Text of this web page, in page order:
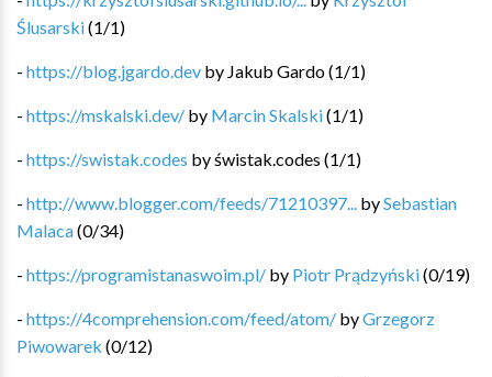
Ślusarski(1/1)
- https://blog.jgardo.dev by Jakub Gardo(1/1)
- https://mskalski.dev/ by Marcin Skalski(1/1)
- https://swistak.codes byświstak.codes (1/1)
- http://www.blogger.com/feeds/71210397... bySebastian
Malaca(0/34)
- https://programistanaswoim.pl/ by Piotr Prądzyński(0/19)
- https://4comprehension.com/feed/atom/ byGrzegorz
Piwowarek (0/12)